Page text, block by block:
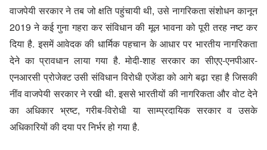
वाजपेयी सरकार ने तब जो क्षति पहुंचायी थी, उसे नागरिकता संशोधन कानून
2019 ने कई गुना गहरा कर संविधान की मूल भावना को पूरी तरह नष्ट कर
दिया है. इसमें आवेदक की धार्मिक पहचान के आधार पर भारतीय नागरिकता
देने का प्रावधान लाया गया है. मोदी-शाह सरकार का सीएए-एनपीआर-
एनआरसी प्रोजेक्ट उसी संविधान विरोधी एजेंडा को आगे बढ़ा रहा है जिसकी
नींव वाजपेयी सरकार ने रखी थी. इससे भारतीयों की नागरिकता और वोट देने
का अधिकार भ्रष्ट, गरीब-विरोधी या साम्प्रदायिक सरकार व उसके
अधिकारियों की दया पर निर्भर हो गया है.